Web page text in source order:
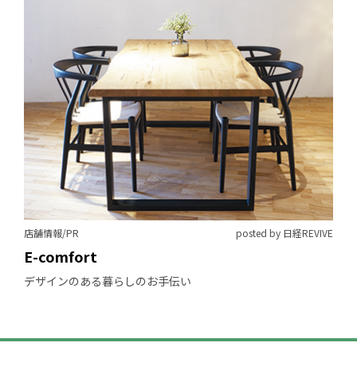
店舗情報/PR posted by 日経REVIVE
E-comfort
デザインのある暮らしのお手伝い